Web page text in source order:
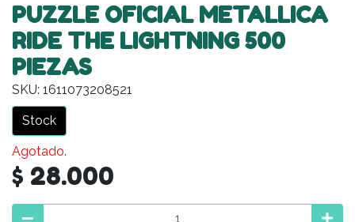
PUZZLE OFICIAL METALLICA
RIDE THE LIGHTNING 500
PIEZAS
SKU: 1611073208521
Stock
Agotado.
$ 28.000